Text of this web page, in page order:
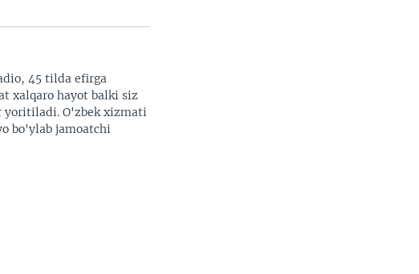
45 tilda efirga
xalqaro hayot balki siz
yoritiladi. O'zbek xizmati
bo'ylab jamoatchi